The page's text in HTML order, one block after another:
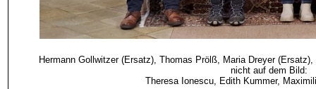
Hermann Gollwitzer (Ersatz), Thomas Prölß, Maria Dreyer
nicht auf dem Bild:
Theresa Ionescu, Edith Kummer,